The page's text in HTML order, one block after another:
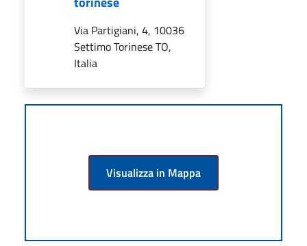
Via Partigiani, 4, 10036
Settimo Torinese TO,
Italia
Visualizza in Mappa